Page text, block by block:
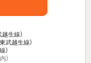
越生線）
武越生線）
）
）